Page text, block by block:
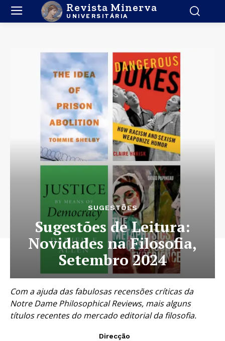
Revista Minerva
UNIVERSITÁRIA
SUGESTÕES
Sugestões de Leitura:
Novidades na Filosofia,
Setembro 2024
Com a ajuda das fabulosas recensões críticas da
Notre Dame Philosophical Reviews, mais alguns
títulos recentes do mercado editorial da filosofia.
Direcção